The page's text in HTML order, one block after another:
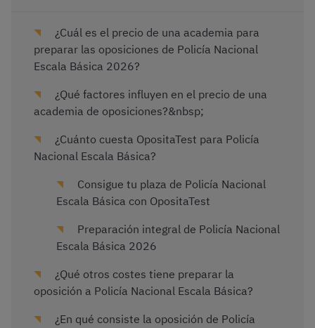
¿Cuál es el precio de una academia para
preparar las oposiciones de Policía Nacional
Escala Básica 2026?
¿Qué factores influyen en el precio de una
academia de oposiciones?&nbsp;
¿Cuánto cuesta OpositaTest para Policía
Nacional Escala Básica?
Consigue tu plaza de Policía Nacional
Escala Básica con OpositaTest
Preparación integral de Policía Nacional
Escala Básica 2026
¿Qué otros costes tiene preparar la
oposición a Policía Nacional Escala Básica?
¿En qué consiste la oposición de Policía